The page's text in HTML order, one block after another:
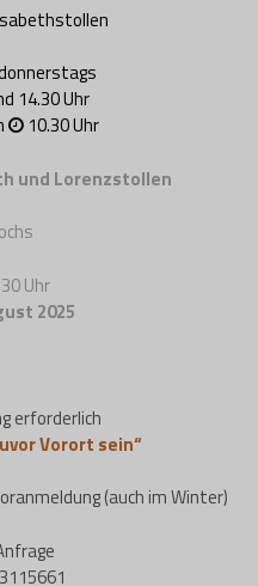
14.30 Uhr
10.30 Uhr
und Lorenzstollen
Uhr
2025
erforderlich
Vorort sein“
(auch im Winter)